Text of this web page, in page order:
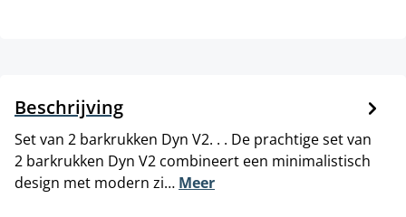
Beschrijving
Set van 2 barkrukken Dyn V2. . . De prachtige set van
2 barkrukken Dyn V2 combineert een minimalistisch
design met modern zi… Meer